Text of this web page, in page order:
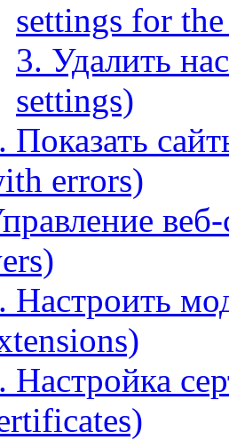
settings for
3. Удалить
settings)
Показать
errors)
Настроить
Настройка